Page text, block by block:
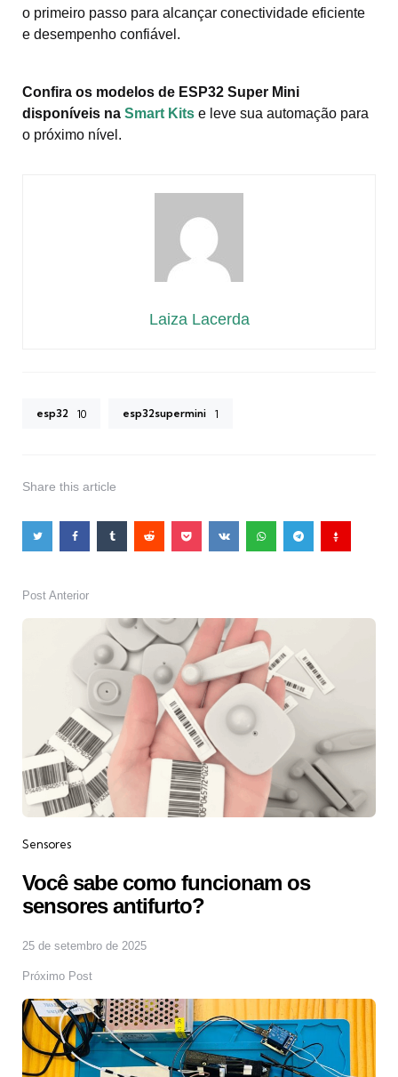
o primeiro passo para alcançar conectividade eficiente
e desempenho confiável.
Confira os modelos de ESP32 Super Mini
disponíveis na Smart Kits e leve sua automação para
o próximo nível.
Laiza Lacerda
esp32 10 esp32supermini 1
Share this article
navigation
Post Anterior
Sensores
Você sabe como funcionam os
sensores antifurto?
25 de setembro de 2025
Próximo Post